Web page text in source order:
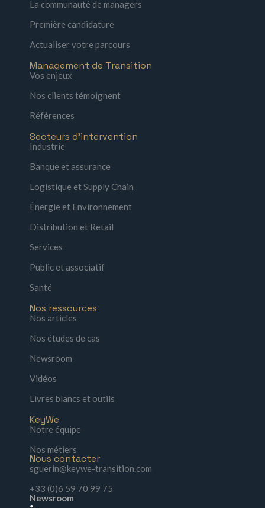
La communauté de managers
Première candidature
Actualiser votre parcours
Management de Transition
Vos enjeux
Nos clients témoignent
Références
Secteurs d'intervention
Industrie
Banque et assurance
Logistique et Supply Chain
Énergie et Environnement
Distribution et Retail
Services
Public et associatif
Santé
Nos ressources
Nos articles
Nos études de cas
Newsroom
Vidéos
Livres blancs et outils
KeyWe
Notre équipe
Nos métiers
Nous contacter
sguerin@keywe-transition.com
+33 (0)6 59 70 99 75
Newsroom